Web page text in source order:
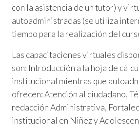
con la asistencia de un tutor) y
autoadministradas (se utiliza
tiempo para la realización del
Las capacitaciones virtuales
son: Introducción a la hoja de
institucional mientras que
ofrecen: Atención al ciudadano,
redacción Administrativa,
institucional en Niñez y